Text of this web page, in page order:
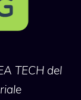
TECH del